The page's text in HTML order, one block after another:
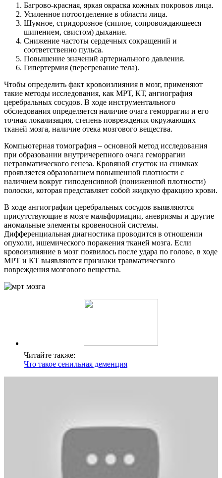
Багрово-красная, яркая окраска кожных покровов лица.
Усиленное потоотделение в области лица.
Шумное, стридорозное (сиплое, сопровождающееся
шипением, свистом) дыхание.
Снижение частоты сердечных сокращений и
соответственно пульса.
Повышение значений артериального давления.
Гипертермия (перегревание тела).
Чтобы определить факт кровоизлияния в мозг, применяют
такие методы исследования, как МРТ, КТ, ангиография
церебральных сосудов. В ходе инструментального
обследования определяется наличие очага геморрагии и его
точная локализация, степень повреждения окружающих
тканей мозга, наличие отека мозгового вещества.
Компьютерная томография – основной метод исследования
при образовании внутричерепного очага геморрагии
нетравматического генеза. Кровяной сгусток на снимках
проявляется образованием повышенной плотности с
наличием вокруг гиподенсивной (пониженной плотности)
полоски, которая представляет собой жидкую фракцию крови.
В ходе ангиографии церебральных сосудов выявляются
присутствующие в мозге мальформации, аневризмы и другие
аномальные элементы кровеносной системы.
Дифференциальная диагностика проводится в отношении
опухоли, ишемического поражения тканей мозга. Если
кровоизлияние в мозг появилось после удара по голове, в ходе
МРТ и КТ выявляются признаки травматического
повреждения мозгового вещества.
Читайте также:
Что такое сенильная деменция